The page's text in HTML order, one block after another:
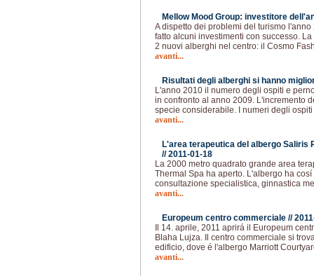
Mellow Mood Group: investitore
A dispetto dei problemi del turismo
fatto alcuni investimenti con successo.
2 nuovi alberghi nel centro: il Cosmo
avanti...
Risultati degli alberghi si hanno
L'anno 2010 il numero degli ospiti e
in confronto al anno 2009. L'incremento
specie considerabile. I numeri degli
avanti...
L'area terapeutica del albergo Saliris
//2011-01-18
La 2000 metro quadrato grande area
Thermal Spa ha aperto. L'albergo ha
consultazione specialistica, ginnastica
avanti...
Europeum centro commerciale //
Il 14. aprile, 2011 aprirá il Europeum
Blaha Lujza. Il centro commerciale si
edificio, dove é l'albergo Marriott
avanti...